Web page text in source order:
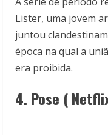
Lister, uma jovem
juntou
época na qual a
era proibida.
4. Pose (